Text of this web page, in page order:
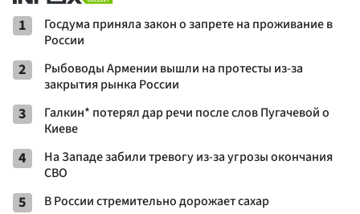
1
Госдума приняла закон о запрете на проживание в
России
2
Рыбоводы Армении вышли на протесты из-за
закрытия рынка России
3
Галкин* потерял дар речи после слов Пугачевой о
Киеве
4
На Западе забили тревогу из-за угрозы окончания
СВО
5 В России стремительно дорожает сахар